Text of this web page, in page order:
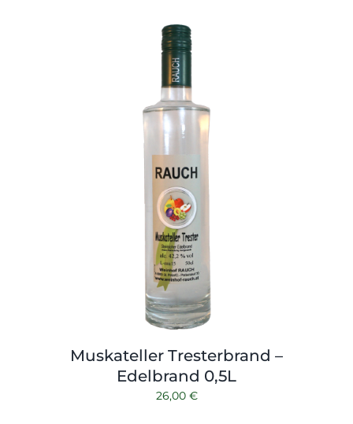
Muskateller Tresterbrand –
Edelbrand 0,5L
26,00 €